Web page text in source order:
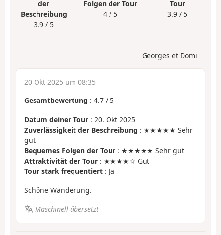
der
Beschreibung
3.9 / 5
Folgen der Tour
4 / 5
Tour
3.9 / 5
Georges et Domi
20 Okt 2025 um 08:35
Gesamtbewertung : 4.7 / 5
Datum deiner Tour : 20. Okt 2025
Zuverlässigkeit der Beschreibung : ★★★★★ Sehr
gut
Bequemes Folgen der Tour : ★★★★★ Sehr gut
Attraktivität der Tour : ★★★★☆ Gut
Tour stark frequentiert : Ja
Schöne Wanderung.
Maschinell übersetzt